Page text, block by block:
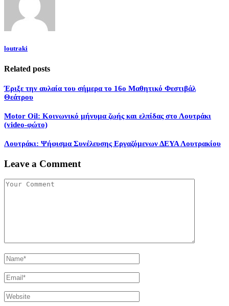
loutraki
Related posts
Έριξε την αυλαία του σήμερα το 16ο Μαθητικό Φεστιβάλ
Θεάτρου
Motor Oil: Κοινωνικό μήνυμα ζωής και ελπίδας στο Λουτράκι
(video-φώτο)
Λουτράκι: Ψήφισμα Συνέλευσης Εργαζόμενων ΔΕΥΑ Λουτρακίου
Leave a Comment